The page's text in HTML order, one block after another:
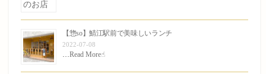
【惣so】鯖江駅前で美味しいランチ
2022-07-08
Read More☝︎